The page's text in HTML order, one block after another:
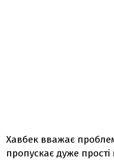
Хавбек вважає
пропускає дуже прості